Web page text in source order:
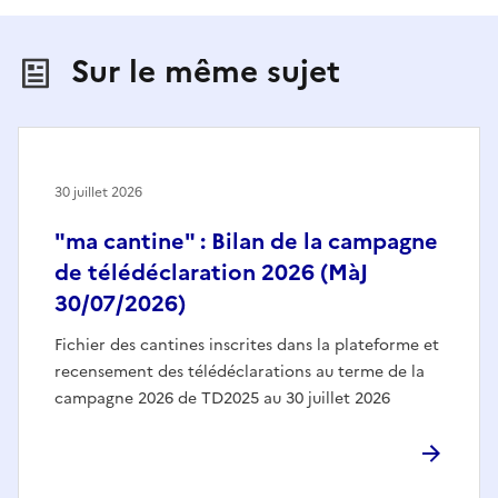
Sur le même sujet
"ma cantine" : Bilan de la campagne
de télédéclaration 2026 (MàJ
30/07/2026)
Fichier des cantines inscrites dans la plateforme et
recensement des télédéclarations au terme de la
campagne 2026 de TD2025 au 30 juillet 2026
30 juillet 2026